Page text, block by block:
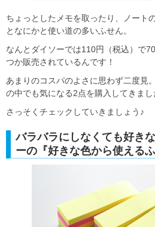
ちょっとしたメモを取ったり、ノート
となにかと使い道の多いふせん。
なんとダイソーでは110円（税込）で
つか販売されているんです！
あまりのコスパのよさに思わず二度見
の中でも気になる2点を購入してきまし
さっそくチェックしていきましょう♪
バラバラにしなくても好き
ーの『好きな色から使えるふ